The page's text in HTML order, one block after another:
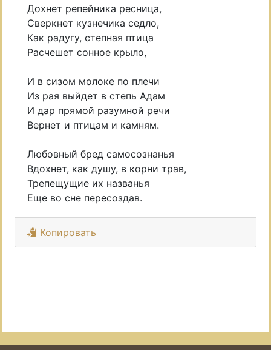
Дохнет репейника ресница,
Сверкнет кузнечика седло,
Как радугу, степная птица
Расчешет сонное крыло,
И в сизом молоке по плечи
Из рая выйдет в степь Адам
И дар прямой разумной речи
Вернет и птицам и камням.
Любовный бред самосознанья
Вдохнет, как душу, в корни трав,
Трепещущие их названья
Еще во сне пересоздав.
Копировать